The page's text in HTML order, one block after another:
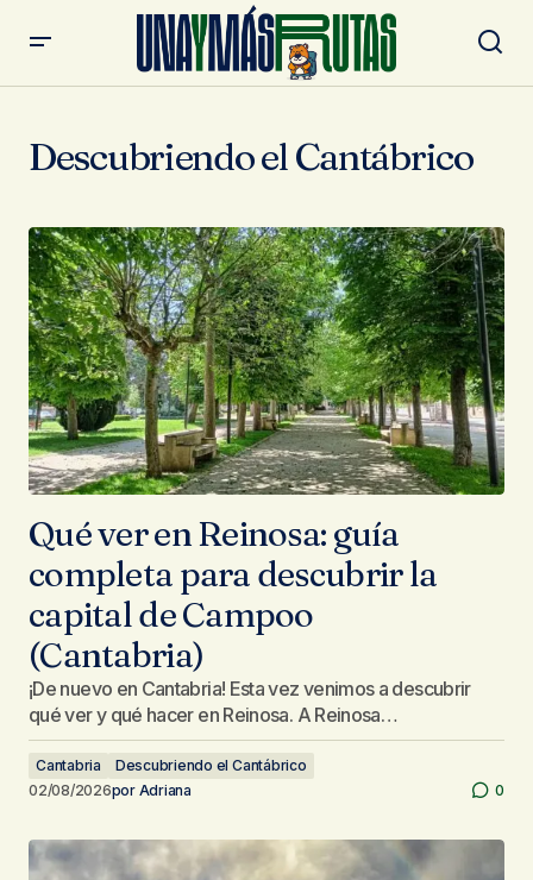
Descubriendo el Cantábrico
Qué ver en Reinosa: guía
completa para descubrir la
capital de Campoo
(Cantabria)
¡De nuevo en Cantabria! Esta vez venimos a descubrir
qué ver y qué hacer en Reinosa. A Reinosa…
Cantabria
Descubriendo el Cantábrico
02/08/2026por Adriana 0